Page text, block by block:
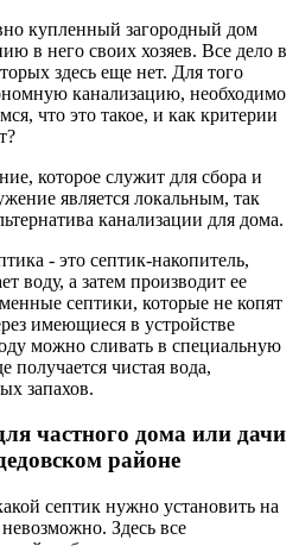
купленный загородный дом
в него своих хозяев. Все дело в
здесь еще нет. Для того
канализацию, необходимо
что это такое, и как критерии
которое служит для сбора и
является локальным, так
канализации для дома.
- это септик-накопитель,
воду, а затем производит ее
септики, которые не копят
имеющиеся в устройстве
можно сливать в специальную
получается чистая вода,
запахов.
частного дома или дачи
районе
септик нужно установить на
Здесь все